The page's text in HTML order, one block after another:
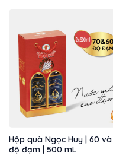
Hộp quà Ngọc Huy | 60
độ đạm | 500 mL